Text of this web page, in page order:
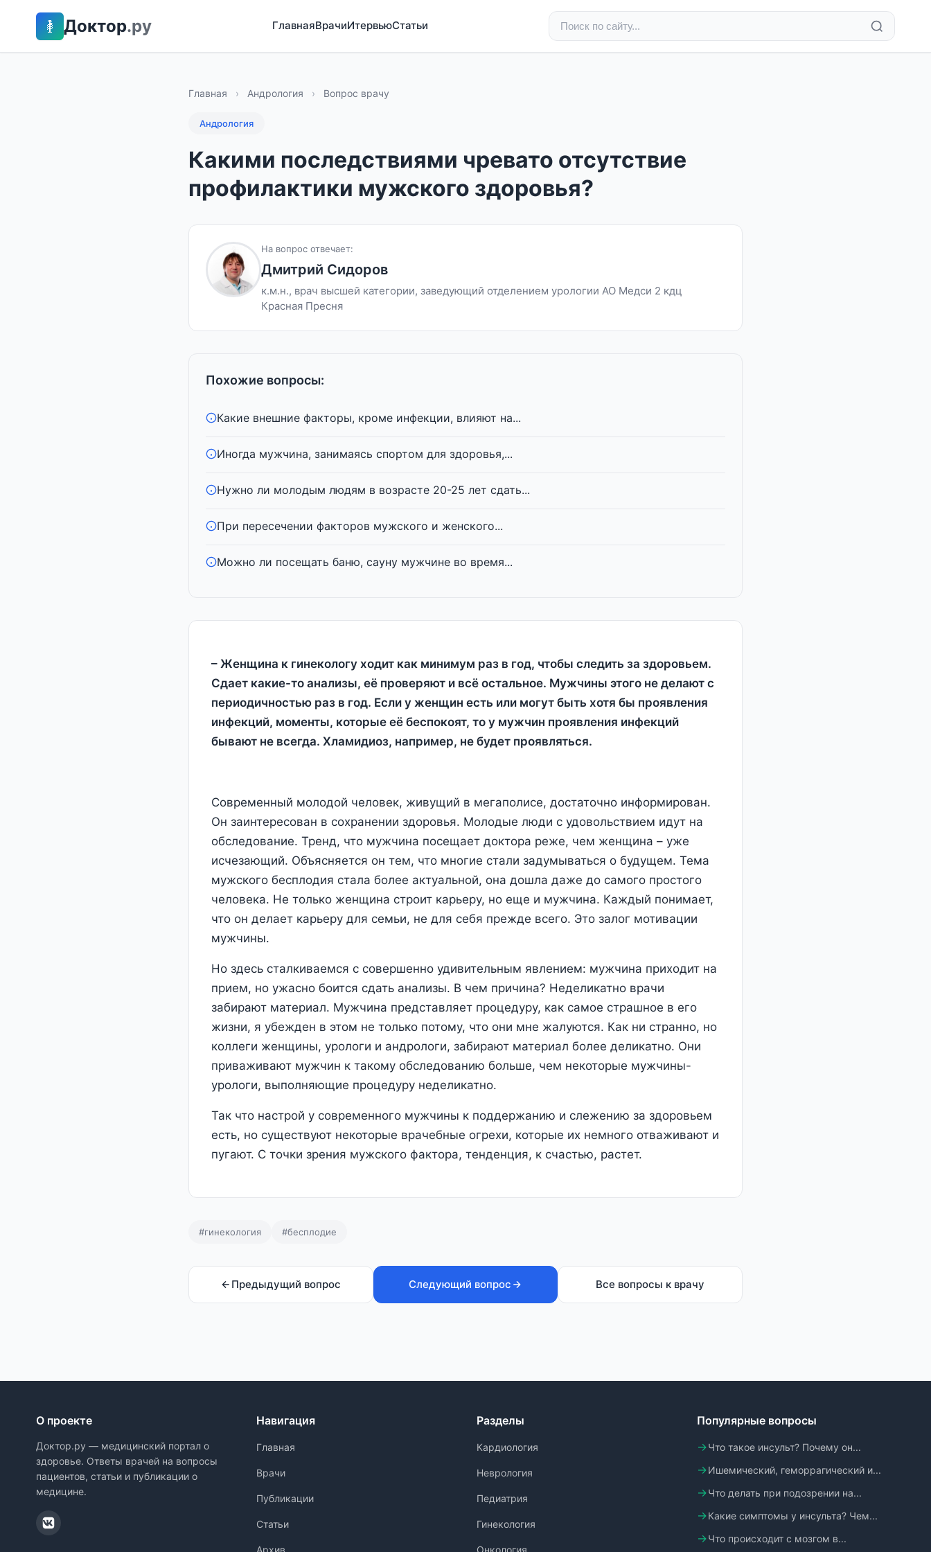
Доктор.ру ГлавнаяВрачиИтервьюСтатьи
Главная › Андрология › Вопрос врачу
Андрология
Какими последствиями чревато отсутствие
профилактики мужского здоровья?
На вопрос отвечает:
Дмитрий Сидоров
к.м.н., врач высшей категории, заведующий отделением урологии АО Медси 2 кдц
Красная Пресня
Похожие вопросы:
Какие внешние факторы, кроме инфекции, влияют на...
Иногда мужчина, занимаясь спортом для здоровья,...
Нужно ли молодым людям в возрасте 20-25 лет сдать...
При пересечении факторов мужского и женского...
Можно ли посещать баню, сауну мужчине во время...
– Женщина к гинекологу ходит как минимум раз в год, чтобы следить за здоровьем.
Сдает какие-то анализы, её проверяют и всё остальное. Мужчины этого не делают с
периодичностью раз в год. Если у женщин есть или могут быть хотя бы проявления
инфекций, моменты, которые её беспокоят, то у мужчин проявления инфекций
бывают не всегда. Хламидиоз, например, не будет проявляться.
Современный молодой человек, живущий в мегаполисе, достаточно информирован.
Он заинтересован в сохранении здоровья. Молодые люди с удовольствием идут на
обследование. Тренд, что мужчина посещает доктора реже, чем женщина – уже
исчезающий. Объясняется он тем, что многие стали задумываться о будущем. Тема
мужского бесплодия стала более актуальной, она дошла даже до самого простого
человека. Не только женщина строит карьеру, но еще и мужчина. Каждый понимает,
что он делает карьеру для семьи, не для себя прежде всего. Это залог мотивации
мужчины.
Но здесь сталкиваемся с совершенно удивительным явлением: мужчина приходит на
прием, но ужасно боится сдать анализы. В чем причина? Неделикатно врачи
забирают материал. Мужчина представляет процедуру, как самое страшное в его
жизни, я убежден в этом не только потому, что они мне жалуются. Как ни странно, но
коллеги женщины, урологи и андрологи, забирают материал более деликатно. Они
приваживают мужчин к такому обследованию больше, чем некоторые мужчины-
урологи, выполняющие процедуру неделикатно.
Так что настрой у современного мужчины к поддержанию и слежению за здоровьем
есть, но существуют некоторые врачебные огрехи, которые их немного отваживают и
пугают. С точки зрения мужского фактора, тенденция, к счастью, растет.
#гинекология #бесплодие
Предыдущий вопрос Следующий вопрос Все вопросы к врачу
О проекте
Доктор.ру — медицинский портал о
здоровье. Ответы врачей на вопросы
пациентов, статьи и публикации о
медицине.
Навигация
Главная
Врачи
Публикации
Статьи
Архив
Разделы
Кардиология
Неврология
Педиатрия
Гинекология
Онкология
Популярные вопросы
Что такое инсульт? Почему он...
Ишемический, геморрагический и...
Что делать при подозрении на...
Какие симптомы у инсульта? Чем...
Что происходит с мозгом в...